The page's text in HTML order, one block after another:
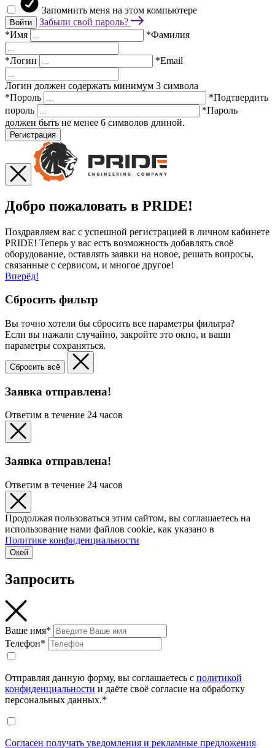
Запомнить меня на этом компьютере
Войти
Забыли свой пароль?
*Имя
*Фамилия
*Логин *Email
Логин должен содержать минимум 3 символа
*Пороль
*Подтвердить
пороль
*Пароль
должен быть не менее 6 символов длиной.
Регистрация
Добро пожаловать в PRIDE!
Поздравляем вас с успешной регистрацией в личном кабинете
PRIDE! Теперь у вас есть возможность добавлять своё
оборудование, оставлять заявки на новое, решать вопросы,
связанные с сервисом, и многое другое!
Вперёд!
Сбросить фильтр
Вы точно хотели бы сбросить все параметры фильтра?
Если вы нажали случайно, закройте это окно, и ваши
параметры сохраняться.
Сбросить всё
Заявка отправлена!
Ответим в течение 24 часов
Заявка отправлена!
Ответим в течение 24 часов
Продолжая пользоваться этим сайтом, вы соглашаетесь на
использование нами файлов cookie, как указано в
Политике конфиденциальности
Окей
Запросить
Ваше имя*
Телефон*
Отправляя данную форму, вы соглашаетесь с политикой
конфиденциальности и даёте своё согласие на обработку
персональных данных.*
Согласен получать уведомления и рекламные предложения